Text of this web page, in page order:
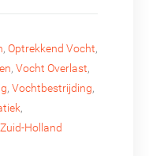
, Optrekkend Vocht,
, Vocht Overlast,
, Vochtbestrijding,
,
Zuid-Holland